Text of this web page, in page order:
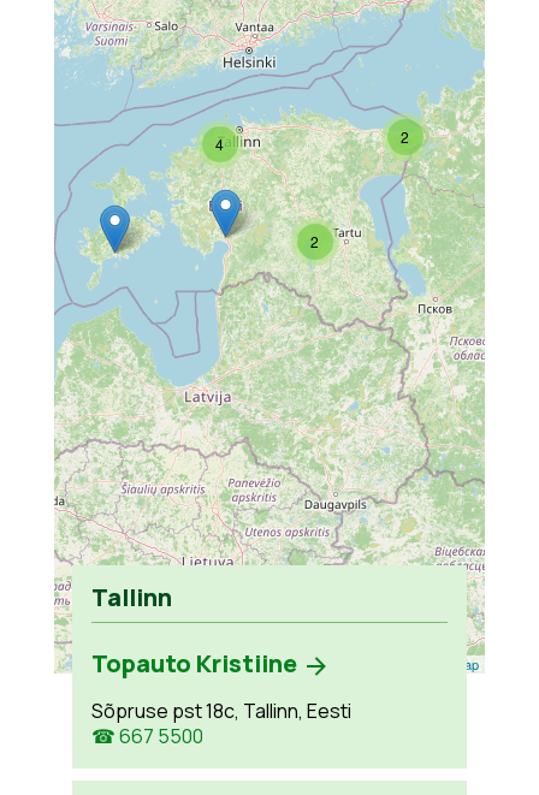
2
2
4
Leaflet OpenStreetMap
Tallinn
Topauto Kristiine
Sõpruse pst 18c, Tallinn, Eesti
☎ 667 5500